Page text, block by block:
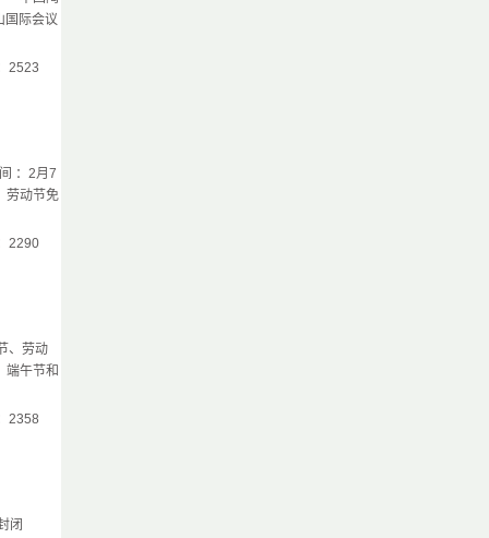
际会议
2523
：2月7
动节免
2290
、劳动
端午节和
2358
封闭